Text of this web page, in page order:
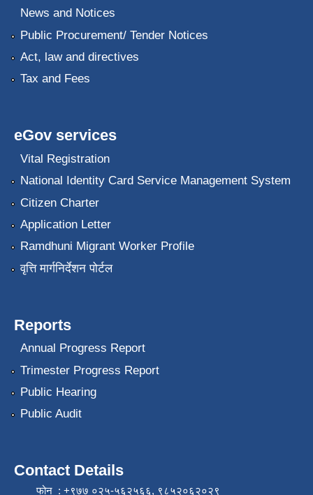
News and Notices
Public Procurement/ Tender Notices
Act, law and directives
Tax and Fees
eGov services
Vital Registration
National Identity Card Service Management System
Citizen Charter
Application Letter
Ramdhuni Migrant Worker Profile
वृत्ति मार्गनिर्देशन पोर्टल
Reports
Annual Progress Report
Trimester Progress Report
Public Hearing
Public Audit
Contact Details
फोन : +९७७ ०२५-५६२५६६, ९८५२०६२०२९